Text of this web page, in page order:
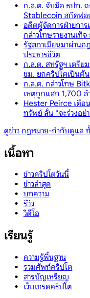
ก.ล.ต. จับมือ ธปท.
Stablecoin สกัดฟอ
อดีตผู้จัดการฝ่ายกา
กล่าวโทษรายงานเท็
รัฐสภาเมียนมาผ่าน
ประหารชีวิต
ก.ล.ต. สหรัฐฯ เตรีย
ชม. ยกคริปโตเป็นต้
ก.ล.ต. กล่าวโทษ
เหตุถูกแฮก 1,700 ล้
Hester Peirce เตือ
ทรัพย์ ลั่น "จะร่วงอย่
ดูข่าว กฎหมาย-กำกับดูแล
เนื้อหา
ข่าวคริปโตวันนี้
ข่าวล่าสุด
บทความ
รีวิว
วิดีโอ
เรียนรู้
ความรู้พื้นฐาน
รวมศัพท์คริปโต
สารบัญเหรียญ
เว็บเทรดคริปโต